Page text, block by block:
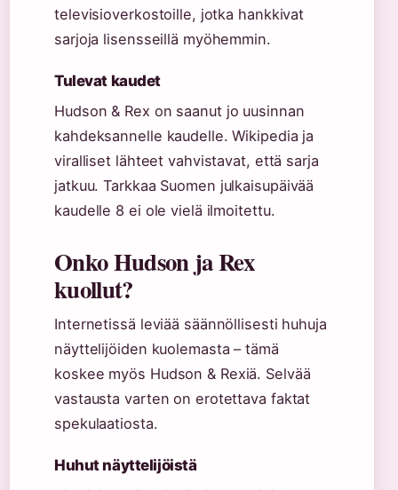
televisioverkostoille, jotka hankkivat
sarjoja lisensseillä myöhemmin.
Tulevat kaudet
Hudson & Rex on saanut jo uusinnan
kahdeksannelle kaudelle. Wikipedia ja
viralliset lähteet vahvistavat, että sarja
jatkuu. Tarkkaa Suomen julkaisupäivää
kaudelle 8 ei ole vielä ilmoitettu.
Onko Hudson ja Rex
kuollut?
Internetissä leviää säännöllisesti huhuja
näyttelijöiden kuolemasta – tämä
koskee myös Hudson & Rexiä. Selvää
vastausta varten on erotettava faktat
spekulaatiosta.
Huhut näyttelijöistä